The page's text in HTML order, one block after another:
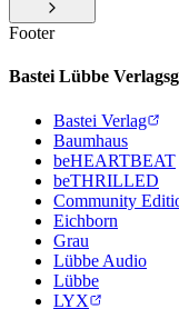
Footer
Bastei Lübbe
Bastei Verlag
Baumhaus
beHEARTBEAT
beTHRILLED
Community
Eichborn
Grau
Lübbe Audio
Lübbe
LYX